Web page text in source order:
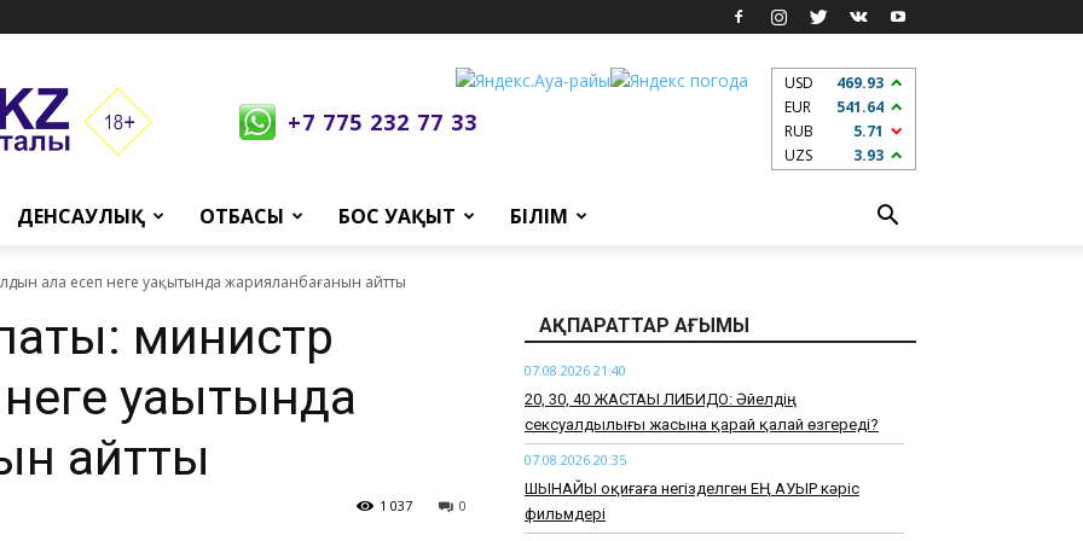
+7 775 232 77 33
USD
469.93
EUR
541.64
RUB
5.71
UZS
3.93
ДЕНСАУЛЫҚ ОТБАСЫ БОС УАҚЫТ БІЛІМ
ала есеп неге уақытында жарияланбағанын айтты
министр
уақытында
айтты
0
1 037
АҚПАРАТТАР АҒЫМЫ
07.08.2026 21:40
​20, 30, 40 ЖАСТАҒЫ ЛИБИДО: Әйелдің
сексуалдылығы жасына қарай қалай өзгереді?
07.08.2026 20:35
​ШЫНАЙЫ оқиғаға негізделген ЕҢ АУЫР кәріс
фильмдері